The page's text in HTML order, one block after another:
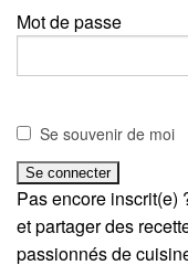
Mot de passe
Se souvenir de moi
Pas encore inscrit(e)
et partager des
passionnés de